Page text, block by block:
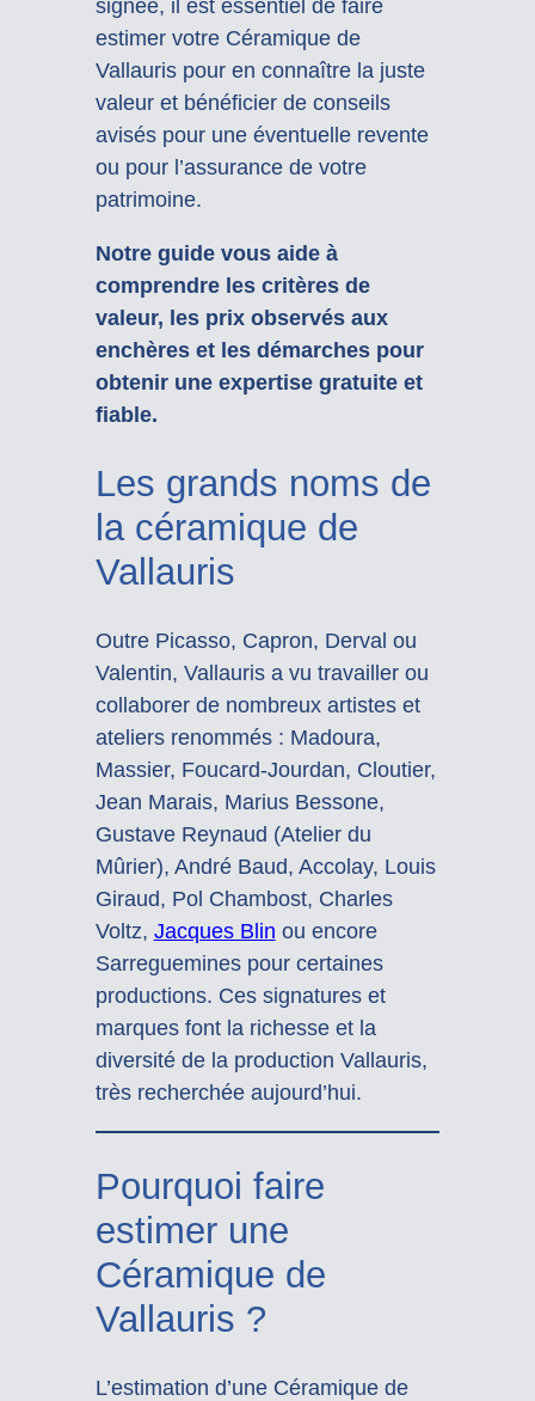
signée, il est essentiel de faire
estimer votre Céramique de
Vallauris pour en connaître la juste
valeur et bénéficier de conseils
avisés pour une éventuelle revente
ou pour l’assurance de votre
patrimoine.
Notre guide vous aide à
comprendre les critères de
valeur, les prix observés aux
enchères et les démarches pour
obtenir une expertise gratuite et
fiable.
Les grands noms de
la céramique de
Vallauris
Outre Picasso, Capron, Derval ou
Valentin, Vallauris a vu travailler ou
collaborer de nombreux artistes et
ateliers renommés : Madoura,
Massier, Foucard-Jourdan, Cloutier,
Jean Marais, Marius Bessone,
Gustave Reynaud (Atelier du
Mûrier), André Baud, Accolay, Louis
Giraud, Pol Chambost, Charles
Voltz, Jacques Blin ou encore
Sarreguemines pour certaines
productions. Ces signatures et
marques font la richesse et la
diversité de la production Vallauris,
très recherchée aujourd’hui.
Pourquoi faire
estimer une
Céramique de
Vallauris ?
L’estimation d’une Céramique de